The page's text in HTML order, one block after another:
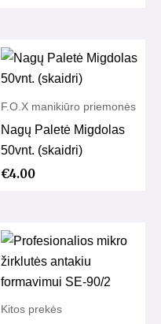
F.O.X manikiūro priemonės
Nagų Paletė Migdolas
50vnt. (skaidri)
€4.00
Kitos prekės